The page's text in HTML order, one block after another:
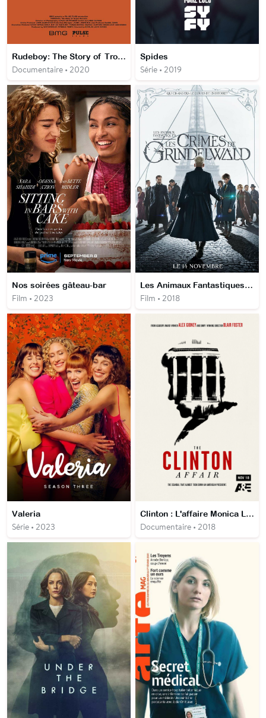
Rudeboy: The Story of Trojan Records
Documentaire • 2020
Spides
Série • 2019
Nos soirées gâteau-bar
Film • 2023
Les Animaux Fantastiques: les crimes de Grindelwald
Film • 2018
Valeria
Série • 2023
Clinton : L'affaire Monica Lewinsky
Documentaire • 2018